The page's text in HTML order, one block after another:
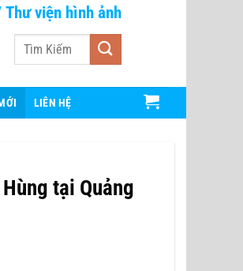
Thư viện hình ảnh
Tìm
LIÊN HỆ
tại Quảng